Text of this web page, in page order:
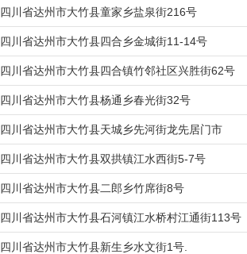
四川省达州市大竹县童家乡盐泉街216号
四川省达州市大竹县四合乡金城街11-14号
四川省达州市大竹县四合镇竹邻社区兴胜街62号
四川省达州市大竹县杨通乡春光街32号
四川省达州市大竹县天城乡先河街龙先居门市
四川省达州市大竹县双拱镇江水西街5-7号
四川省达州市大竹县二郎乡竹席街8号
四川省达州市大竹县石河镇江水桥村江通街113号
四川省达州市大竹县新生乡水文街1号.